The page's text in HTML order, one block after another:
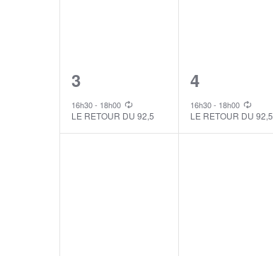
1
event,
3
16h30- 18h00
LE RETOUR DU 92,5
1
event,
4
16h30- 18h00
LE RETOUR DU 92,5